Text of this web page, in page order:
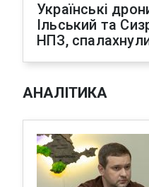
Українські
Ільський та
НПЗ,
АНАЛІТИКА